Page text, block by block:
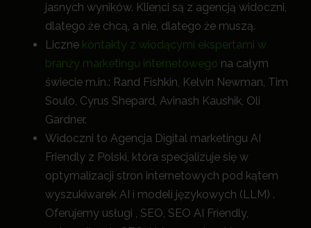
jasnych wyników. Klienci są z agencją widoczni,
dlatego że chcą, a nie, dlatego że muszą.
Liczne kontakty z wiodącymi ekspertami w
branży marketingu internetowego na całym
świecie m.in.: Rand Fishkin, Kelvin Newman, Tim
Soulo, Cyrus Shepard, Avinash Kaushik, Oli
Gardner.
Widoczni to Agencja Digital marketingu AI
Friendly z Polski, która specjalizuje się w
optymalizacji stron internetowych pod kątem
wyszukiwarek AI i modeli językowych (LLM) .
Oferujemy usługi , SEO, SEO AI Friendly,